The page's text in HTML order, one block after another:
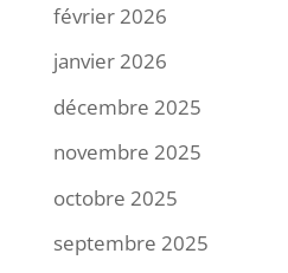
février 2026
janvier 2026
décembre 2025
novembre 2025
octobre 2025
septembre 2025